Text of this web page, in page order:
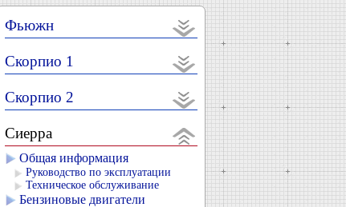
Фьюжн
Скорпио 1
Скорпио 2
Сиерра
Общая информация
Руководство по эксплуатации
Техническое обслуживание
Бензиновые двигатели